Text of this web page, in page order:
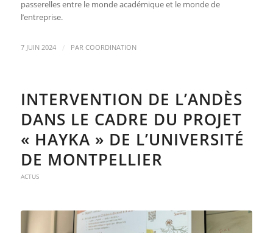
passerelles entre le monde académique et le monde de
l’entreprise.
7 JUIN 2024 / PAR COORDINATION
INTERVENTION DE L’ANDÈS
DANS LE CADRE DU PROJET
« HAYKA » DE L’UNIVERSITÉ
DE MONTPELLIER
ACTUS